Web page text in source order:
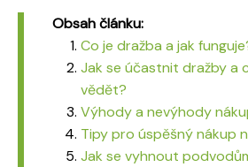
Obsah článku:
Co je dražba a jak
Jak se účastnit dražby a
vědět?
Výhody a nevýhody
Tipy pro úspěšný nákup
Jak se vyhnout